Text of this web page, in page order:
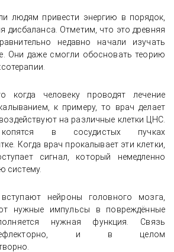
людям привести энергию в порядок,
дисбаланса. Отметим, что это древняя
недавно начали изучать
Они даже смогли обосновать теорию
когда человеку проводят лечение
к примеру, то врач делает
на различные клетки ЦНС.
в сосудистых пучках
Когда врач прокалывает эти клетки,
сигнал, который немедленно
систему.
нейроны головного мозга,
нужные импульсы в повреждённые
нужная функция. Связь
и в целом